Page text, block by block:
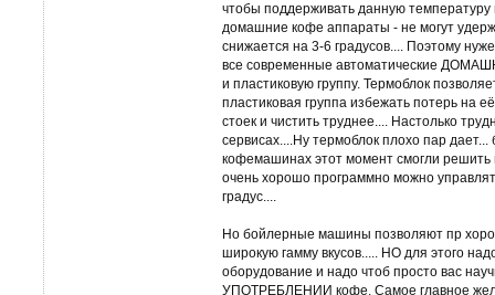
чтобы поддерживать данную
домашние кофе аппараты - не могут
снижается на 3-6 градусов.... Поэтому
все современные автоматические
и пластиковую группу. Термоблок
пластиковая группа избежать потерь на
стоек и чистить труднее.... Настолько
сервисах....Ну термоблок плохо пар
кофемашинах этот момент смогли решить
очень хорошо программно можно
градус....
Но бойлерные машины позволяют пр
широкую гамму вкусов..... НО для этого
оборудование и надо чтоб просто вас
УПОТРЕБЛЕНИИ кофе. Самое главное